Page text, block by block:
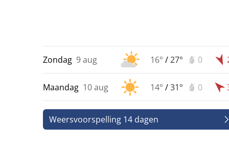
Zondag 9 aug 16° /27° 0
Maandag 10 aug 14° /31° 0
Weersvoorspelling 14 dagen